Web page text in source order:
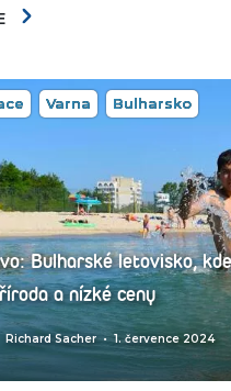
Varna Bulharsko
Bulharské letovisko,
a nízké ceny
Richard Sacher•1. července 2024